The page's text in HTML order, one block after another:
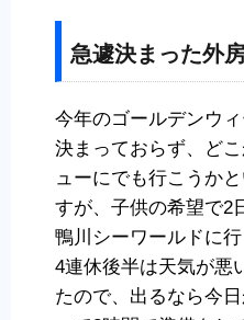
急遽決まった外
今年のゴールデンウ
決まっておらず、ど
ューにでも行こうか
すが、子供の希望で2
鴨川シーワールドに
4連休後半は天気が悪
たので、出るなら今